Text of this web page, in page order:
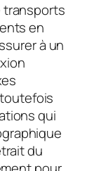
transports
en
à un
qui
du